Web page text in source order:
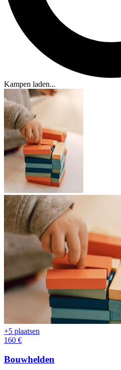
Kampen laden...
+5 plaatsen
160 €
Bouwhelden